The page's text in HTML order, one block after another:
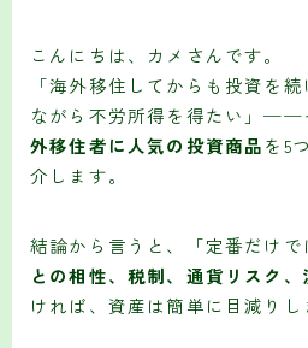
こんにちは、カメさんです。
「海外移住してからも投資を
ながら不労所得を得たい」──
外移住者に人気の投資商品を5
介します。
結論から言うと、「定番だけ
との相性、税制、通貨リスク、
ければ、資産は簡単に目減りし